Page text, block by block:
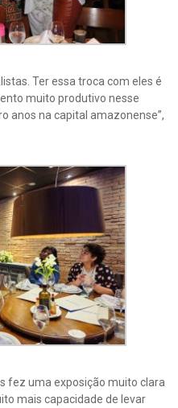
Ter essa troca com eles é
muito produtivo nesse
anos na capital amazonense”,
fez uma exposição muito clara
mais capacidade de levar